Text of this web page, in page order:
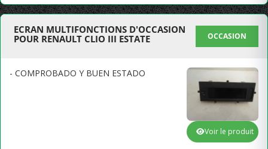
ECRAN MULTIFONCTIONS D'OCCASION
POUR RENAULT CLIO III ESTATE
OCCASION
- COMPROBADO Y BUEN ESTADO
Voir le produit